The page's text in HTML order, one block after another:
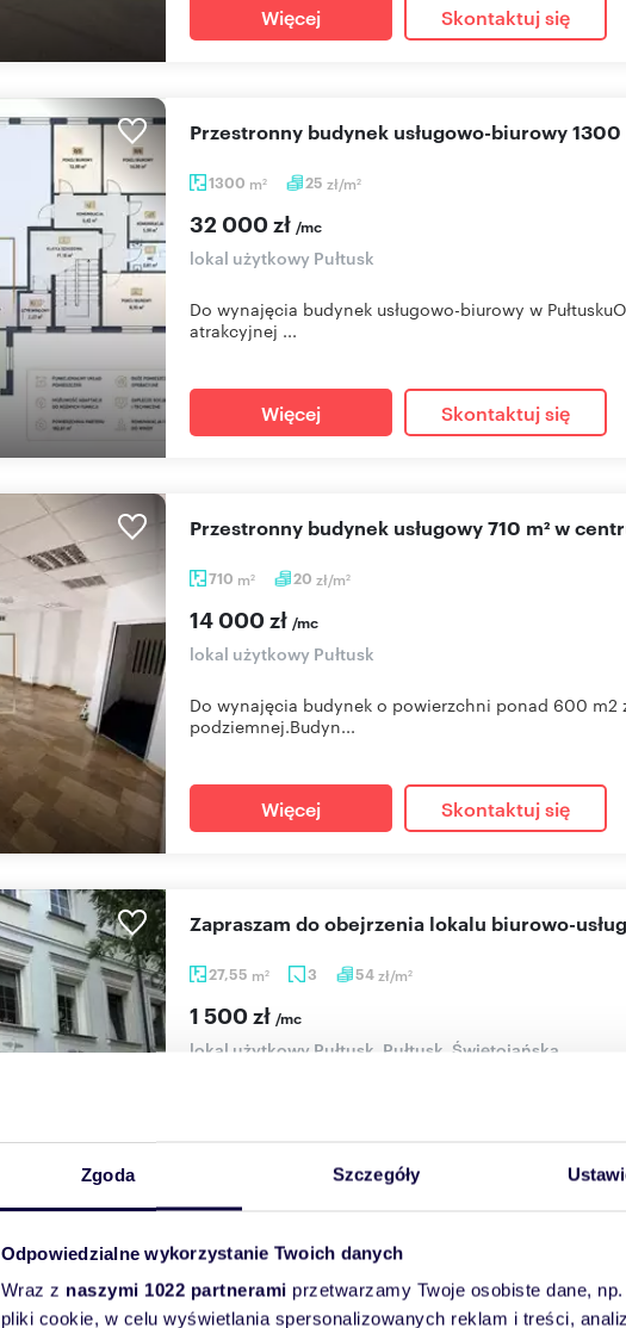
Zgoda Szczegóły
Odpowiedzialne wykorzystanie Twoich danych
Wraz z naszymi 1022 partnerami przetwarzamy Twoje osobiste dane,
pliki cookie, w celu wyświetlania spersonalizowanych reklam i treści,
Więcej Skontaktuj się
1300 m2 25 zł/m2
Przestronny budynek usługowo-biurowy 1300
32 000 zł /mc
lokal użytkowy Pułtusk
Do wynajęcia budynek usługowo-biurowy w
atrakcyjnej ...
Więcej Skontaktuj się
710 m2 20 zł/m2
Przestronny budynek usługowy 710 m² w
14 000 zł /mc
lokal użytkowy Pułtusk
Do wynajęcia budynek o powierzchni ponad 600
podziemnej.Budyn...
Więcej Skontaktuj się
27,55 m2 3 54zł/m2
Zapraszam do obejrzenia lokalu biurowo-
1 500 zł /mc
lokal użytkowy Pułtusk, Pułtusk, Świętojańska
Szukasz bezpiecznej lokaty kapitału, która od
Lokal handlowo-usługowy 74,8 m2 z